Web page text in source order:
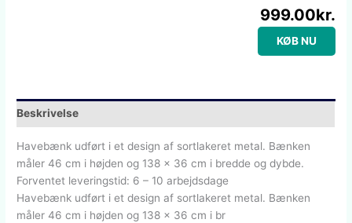
999.00kr.
KØB NU
Beskrivelse
Havebænk udført i et design af sortlakeret metal. Bænken
måler 46 cm i højden og 138 x 36 cm i bredde og dybde.
Forventet leveringstid: 6 – 10 arbejdsdage
Havebænk udført i et design af sortlakeret metal. Bænken
måler 46 cm i højden og 138 x 36 cm i br